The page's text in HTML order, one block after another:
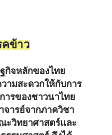
คข้าว
กิจหลักของไทย
ามสะดวกให้กับการ
ารของชาวนาไทย
ารย์จากภาควิชา
ะวิทยาศาสตร์และ